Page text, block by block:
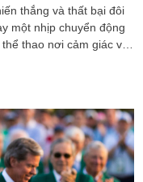
thắng và thất bại đôi
một nhịp chuyển động
thao nơi cảm giác và
gần như tuyệt đối – và
hình bản sắc bằng sự